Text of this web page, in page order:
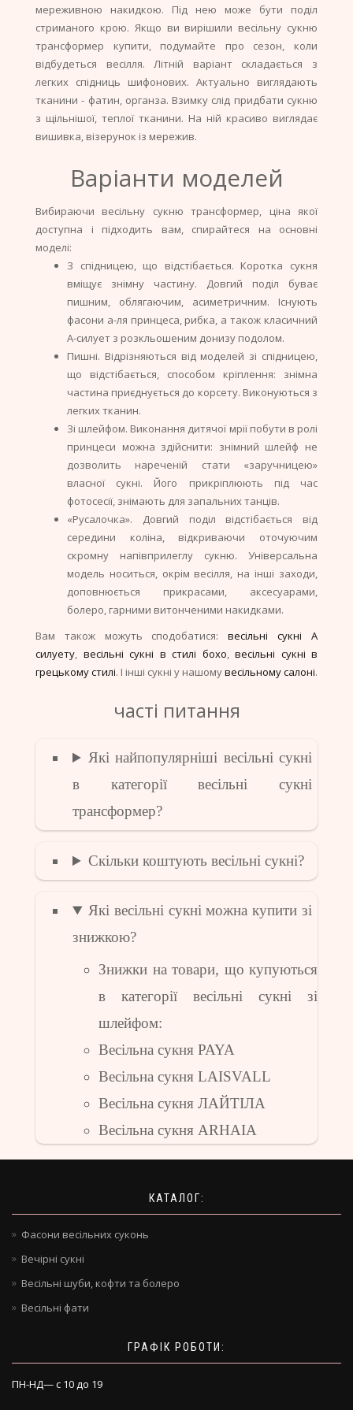
мереживною накидкою. Під нею може бути поділ
стриманого крою. Якщо ви вирішили весільну сукню
трансформер купити, подумайте про сезон, коли
відбудеться весілля. Літній варіант складається з
легких спідниць шифонових. Актуально виглядають
тканини - фатин, органза. Взимку слід придбати сукню
з щільнішої, теплої тканини. На ній красиво виглядає
вишивка, візерунок із мережив.
Варіанти моделей
Вибираючи весільну сукню трансформер, ціна якої
доступна і підходить вам, спирайтеся на основні
моделі:
З спідницею, що відстібається. Коротка сукня
вміщує знімну частину. Довгий поділ буває
пишним, облягаючим, асиметричним. Існують
фасони а-ля принцеса, рибка, а також класичний
А-силует з розкльошеним донизу подолом.
Пишні. Відрізняються від моделей зі спідницею,
що відстібається, способом кріплення: знімна
частина приєднується до корсету. Виконуються з
легких тканин.
Зі шлейфом. Виконання дитячої мрії побути в ролі
принцеси можна здійснити: знімний шлейф не
дозволить нареченій стати «заручницею»
власної сукні. Його прикріплюють під час
фотосесії, знімають для запальних танців.
«Русалочка». Довгий поділ відстібається від
середини коліна, відкриваючи оточуючим
скромну напівприлеглу сукню. Універсальна
модель носиться, окрім весілля, на інші заходи,
доповнюється прикрасами, аксесуарами,
болеро, гарними витонченими накидками.
Вам також можуть сподобатися:весільні сукні А
силуету, весільні сукні в стилі бохо, весільні сукні в
грецькому стилі. І інші сукні у нашомувесільному салоні.
часті питання
Які найпопулярніші весільні сукні
в категорії весільні сукні
трансформер?
Скільки коштують весільні сукні?
Які весільні сукні можна купити зі
знижкою?
Знижки на товари, що купуються
в категорії весільні сукні зі
шлейфом:
Весільна сукня PAYA
Весільна сукня LAISVALL
Весільна сукня ЛАЙТІЛА
Весільна сукня ARHAIA
КАТАЛОГ:
Фасони весільних суконь
Вечірні сукні
Весільні шуби, кофти та болеро
Весільні фати
ГРАФІК РОБОТИ:
ПН-НД— с 10 до 19